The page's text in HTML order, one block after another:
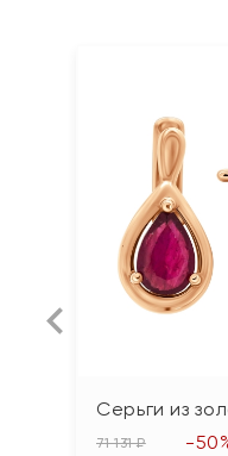
Серьги из
71 131 ₽ -